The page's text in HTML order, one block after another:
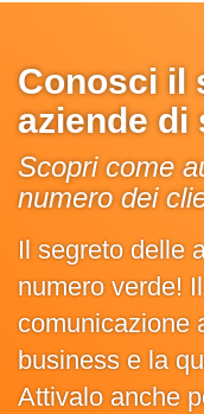
Conosci il
aziende di
Scopri come
numero dei
Il segreto delle
numero verde!
comunicazione
business e la
Attivalo anche